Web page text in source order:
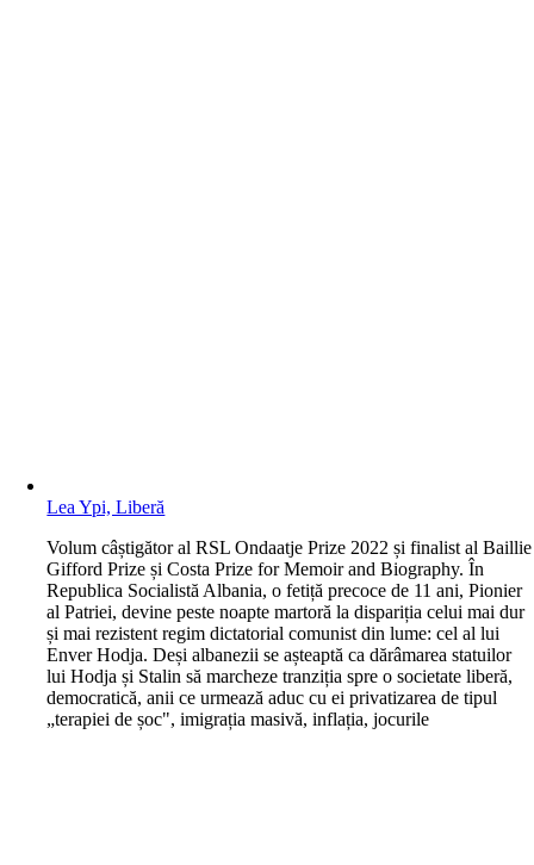
Lea Ypi, Liberă
Volum câștigător al RSL Ondaatje Prize 2022 și finalist al Baillie
Gifford Prize și Costa Prize for Memoir and Biography. În
Republica Socialistă Albania, o fetiță precoce de 11 ani, Pionier
al Patriei, devine peste noapte martoră la dispariția celui mai dur
și mai rezistent regim dictatorial comunist din lume: cel al lui
Enver Hodja. Deși albanezii se așteaptă ca dărâmarea statuilor
lui Hodja și Stalin să marcheze tranziția spre o societate liberă,
democratică, anii ce urmează aduc cu ei privatizarea de tipul
„terapiei de șoc", imigrația masivă, inflația, jocurile